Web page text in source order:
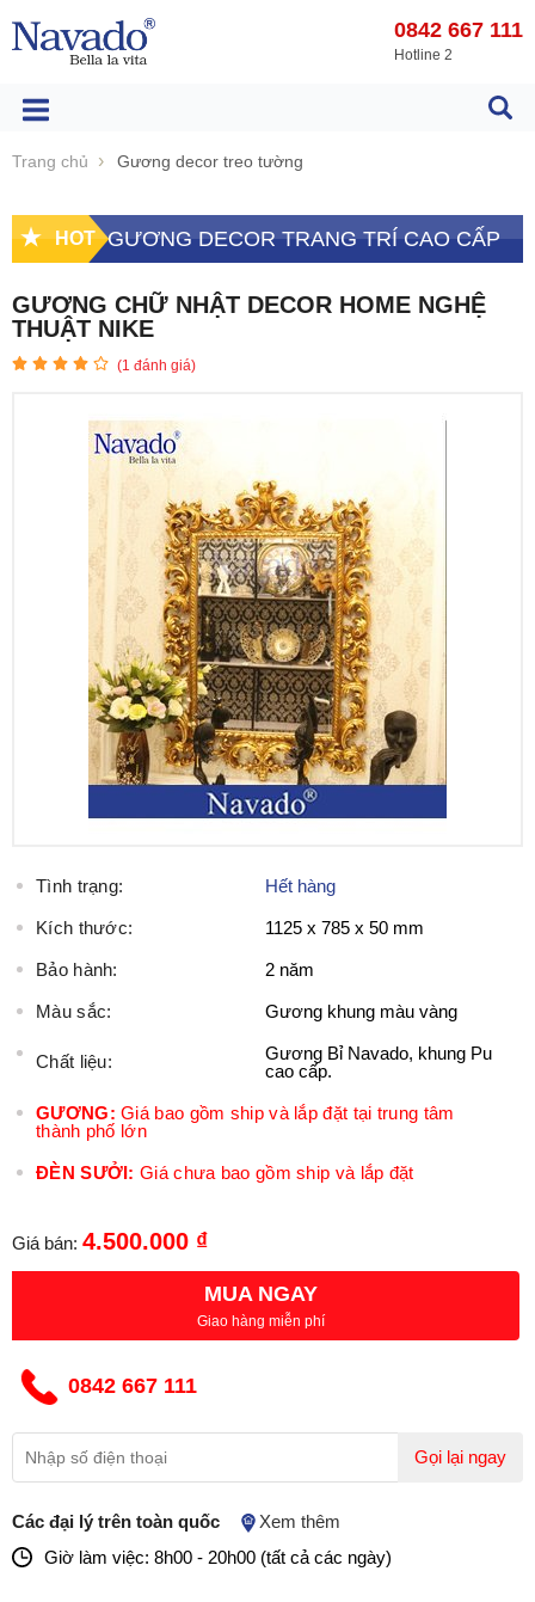
0842 667 111
Hotline 2
Trang chủ Gương decor treo tường
HOT GƯƠNG DECOR TRANG TRÍ CAO CẤP
GƯƠNG CHỮ NHẬT DECOR HOME NGHỆ
THUẬT NIKE
(1 đánh giá)
Tình trạng: Hết hàng
Kích thước: 1125 x 785 x 50 mm
Bảo hành: 2 năm
Màu sắc: Gương khung màu vàng
Chất liệu:
Gương Bỉ Navado, khung Pu
cao cấp.
GƯƠNG: Giá bao gồm ship và lắp đặt tại trung tâm
thành phố lớn
ĐÈN SƯỞI: Giá chưa bao gồm ship và lắp đặt
Giá bán: 4.500.000 ₫
MUA NGAY
Giao hàng miễn phí
0842 667 111
Gọi lại ngay
Các đại lý trên toàn quốc
Xem thêm
Giờ làm việc: 8h00 - 20h00 (tất cả các ngày)